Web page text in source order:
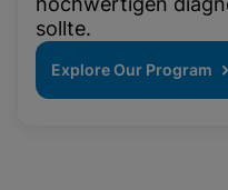
sollte.
Explore Our Program